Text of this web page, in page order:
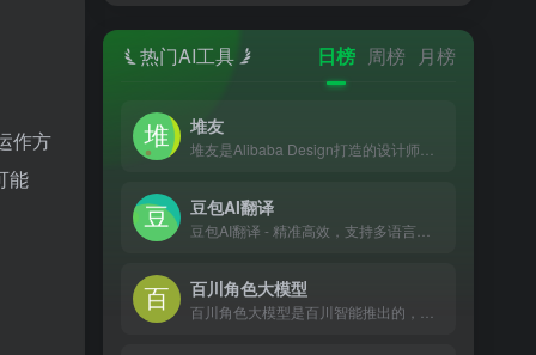
作方
能
热门AI工具 日榜 周榜 月榜
堆友
豆包AI翻译
百川角色大模型